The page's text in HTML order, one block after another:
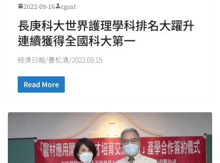
2022-09-16 cgust
長庚科大世界護理學科排名大躍升
連續獲得全國科大第一
經濟日報/曹松清/2022.09.15
Read More